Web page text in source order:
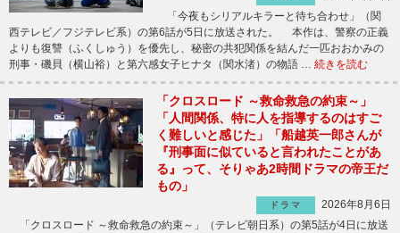
「今夜もシリアルキラーと待ち合わせ」（関
西テレビ／フジテレビ系）の第6話が5日に放送された。 本作は、警察の正義
よりも復讐（ふくしゅう）を優先し、秘密の共犯関係を結んだ一匹おおかみの
刑事・磯貝（横山裕）と第六感女子ヒナタ（関水渚）の物語 … 続きを読む
「クロスロード ～救命救急の約束～」
「人間関係、特に人を指導するのはすご
く難しいと感じた」「船越英一郎さんが
『刑事面に似ていると言われたことがあ
る』って、そりゃあ2時間ドラマの帝王だ
もの」
ドラマ
2026年8月6日
「クロスロード ～救命救急の約束～」（テレビ朝日系）の第5話が4日に放送